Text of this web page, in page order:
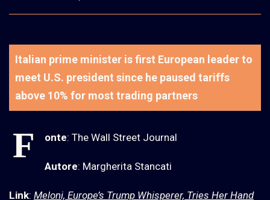
Italian prime minister is first European leader to
meet U.S. president since he paused tariffs
above 10% for most trading partners
F onte: The Wall Street Journal
Autore: Margherita Stancati
Link: Meloni, Europe’s Trump Whisperer, Tries Her Hand